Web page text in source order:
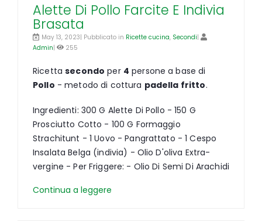
Alette Di Pollo Farcite E Indivia
Brasata
May 13, 2023| Pubblicato in Ricette cucina, Secondi|
Admin| 255
Ricettasecondo per 4 persone a base di
Pollo - metodo di cottura padella fritto.
Ingredienti: 300 G Alette Di Pollo - 150 G
Prosciutto Cotto - 100 G Formaggio
Strachitunt - 1 Uovo - Pangrattato - 1 Cespo
Insalata Belga (indivia) - Olio D'oliva Extra-
vergine - Per Friggere: - Olio Di Semi Di Arachidi
Continua a leggere